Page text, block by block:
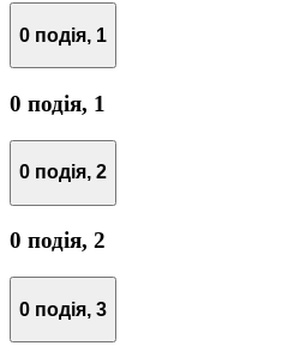
0 подія, 1
0 подія, 1
0 подія, 2
0 подія, 2
0 подія, 3